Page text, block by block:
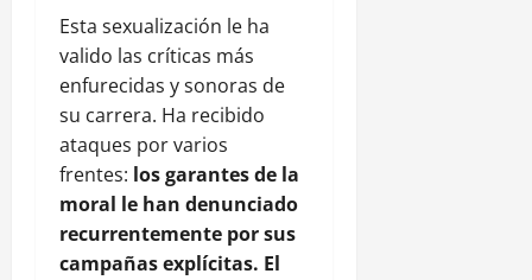
Esta sexualización le ha
valido las críticas más
enfurecidas y sonoras de
su carrera. Ha recibido
ataques por varios
frentes: los garantes de la
moral le han denunciado
recurrentemente por sus
campañas explícitas. El